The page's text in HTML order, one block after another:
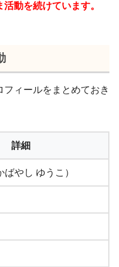
動を続けています。
ィールをまとめておき
詳細
やし ゆうこ）